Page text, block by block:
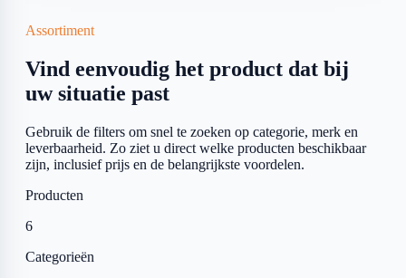
Assortiment
Vind eenvoudig het product dat bij
uw situatie past
Gebruik de filters om snel te zoeken op categorie, merk en
leverbaarheid. Zo ziet u direct welke producten beschikbaar
zijn, inclusief prijs en de belangrijkste voordelen.
Producten
6
Categorieën